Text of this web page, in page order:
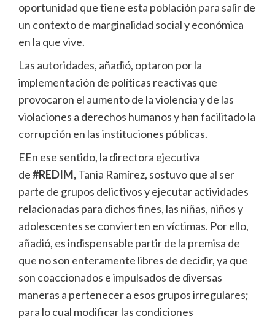
oportunidad que tiene esta población para salir de
un contexto de marginalidad social y económica
en la que vive.
Las autoridades, añadió, optaron por la
implementación de políticas reactivas que
provocaron el aumento de la violencia y de las
violaciones a derechos humanos y han facilitado la
corrupción en las instituciones públicas.
EEn ese sentido, la directora ejecutiva
de#REDIM,Tania Ramírez, sostuvo que al ser
parte de grupos delictivos y ejecutar actividades
relacionadas para dichos fines, las niñas, niños y
adolescentes se convierten en víctimas. Por ello,
añadió, es indispensable partir de la premisa de
que no son enteramente libres de decidir, ya que
son coaccionados e impulsados de diversas
maneras a pertenecer a esos grupos irregulares;
para lo cual modificar las condiciones